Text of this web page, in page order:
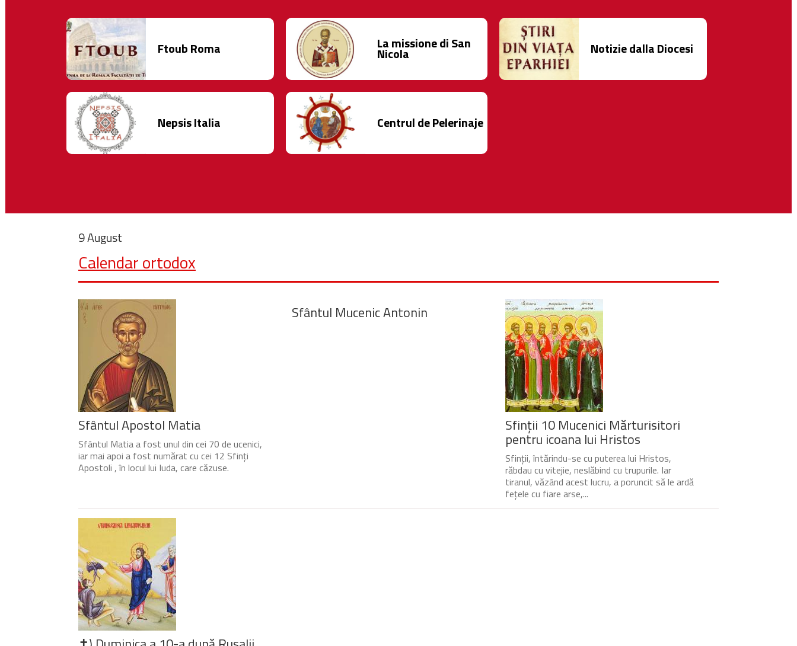
Ftoub Roma La missione di San
Nicola Notizie dalla Diocesi
Nepsis Italia Centrul de Pelerinaje
9 August
Calendar ortodox
Sfântul Apostol Matia
Sfântul Matia a fost unul din cei 70 de ucenici,
iar mai apoi a fost numărat cu cei 12 Sfinți
Apostoli , în locul lui Iuda, care căzuse.
Sfântul Mucenic Antonin
Sfinții 10 Mucenici Mărturisitori
pentru icoana lui Hristos
Sfinții, întărindu-se cu puterea lui Hristos,
răbdau cu vitejie, neslăbind cu trupurile. Iar
tiranul, văzând acest lucru, a poruncit să le ardă
fețele cu fiare arse,...